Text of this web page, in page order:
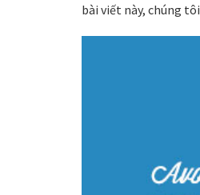
bài viết này, chúng